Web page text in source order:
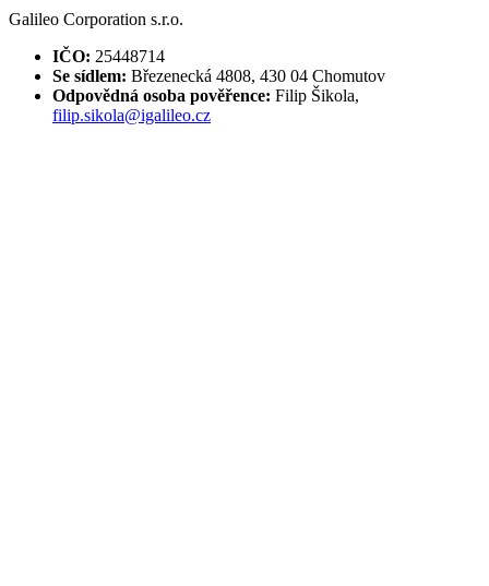
Galileo Corporation s.r.o.
IČO: 25448714
Se sídlem: Březenecká 4808, 430 04 Chomutov
Odpovědná osoba pověřence: Filip Šikola,
filip.sikola@igalileo.cz